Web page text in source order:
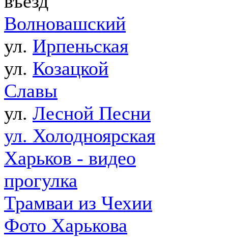
Волновашский
ул. Ирпеньская
ул. Козацкой
Славы
ул. Лесной Песни
ул. Холодноярская
Харьков - видео
прогулка
Трамваи из Чехии
Фото Харькова